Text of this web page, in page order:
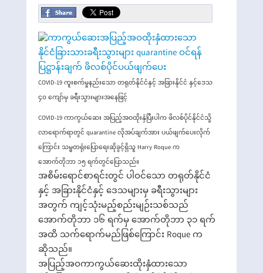
COVID-19 ကူးစက်မှုနည်းသော တရုတ်နိုင်ငံနှင့် အခြားနိုင်ငံ နှင့်ဒေသ
၄၀ ကျော်မှ ခရီးသွားများအနေဖြင့်
COVID-19 ကာကွယ်ဆေး အပြည့်အဝထိုးနှံပြီးပါက ဖိလစ်ပိုင်နိုင်ငံသို့
လာရောက်ရာတွင် quarantine လိုအပ်ချက်အား ပယ်ဖျက်ပေးလိုက်
ကြောင်း သမ္မတရုံးပြောရေးဆိုခွင့်ရှိသူ Harry Roque က
အောက်တိုဘာ ၁၅ ရက်တွင်ပြောသည်။
အစိမ်းရောင်စာရင်းတွင် ပါဝင်သော တရုတ်နိုင်ငံ
နှင့် အခြားနိုင်ငံနှင့် ဒေသများမှ ခရီးသွားများ
အတွက် ကျင့်သုံးမည့်စည်းမျဉ်းသစ်သည်
အောက်တိုဘာ ၁၆ ရက်မှ အောက်တိုဘာ ၃၁ ရက်
အထိ သက်ရောက်မည်ဖြစ်ကြောင်း Roque က
ဆိုသည်။
အပြည့်အဝကာကွယ်ဆေးထိုးနှံထားသော